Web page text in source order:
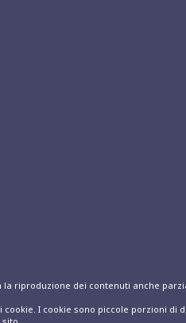
la riproduzione dei contenuti anche
I cookie sono piccole porzioni